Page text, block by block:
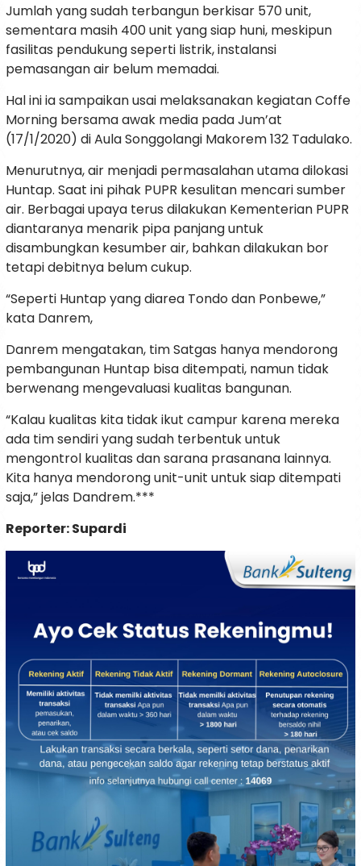
Jumlah yang sudah terbangun berkisar 570 unit,
sementara masih 400 unit yang siap huni, meskipun
fasilitas pendukung seperti listrik, instalansi
pemasangan air belum memadai.
Hal ini ia sampaikan usai melaksanakan kegiatan Coffe
Morning bersama awak media pada Jum’at
(17/1/2020) di Aula Songgolangi Makorem 132 Tadulako.
Menurutnya, air menjadi permasalahan utama dilokasi
Huntap. Saat ini pihak PUPR kesulitan mencari sumber
air. Berbagai upaya terus dilakukan Kementerian PUPR
diantaranya menarik pipa panjang untuk
disambungkan kesumber air, bahkan dilakukan bor
tetapi debitnya belum cukup.
“Seperti Huntap yang diarea Tondo dan Ponbewe,”
kata Danrem,
Danrem mengatakan, tim Satgas hanya mendorong
pembangunan Huntap bisa ditempati, namun tidak
berwenang mengevaluasi kualitas bangunan.
“Kalau kualitas kita tidak ikut campur karena mereka
ada tim sendiri yang sudah terbentuk untuk
mengontrol kualitas dan sarana prasanana lainnya.
Kita hanya mendorong unit-unit untuk siap ditempati
saja,” jelas Dandrem.***
Reporter: Supardi